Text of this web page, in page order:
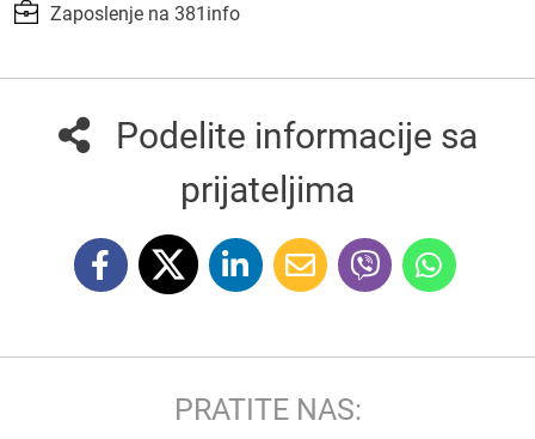
Zaposlenje na 381info
Podelite informacije sa
prijateljima
PRATITE NAS: